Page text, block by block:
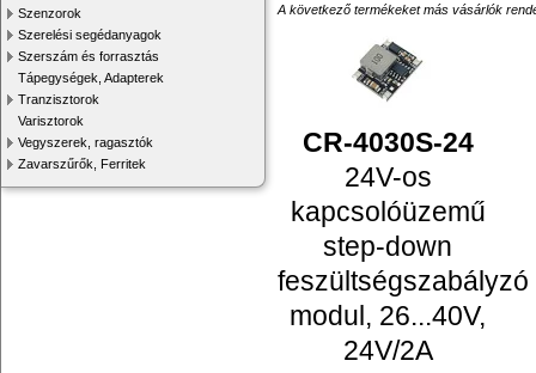
Szenzorok
Szerelési segédanyagok
Szerszám és forrasztás
Tápegységek, Adapterek
Tranzisztorok
Varisztorok
Vegyszerek, ragasztók
Zavarszűrők, Ferritek
A következő termékeket más vásárlók
CR-4030S-24
24V-os
kapcsolóüzemű
step-down
feszültségszabályzó
modul, 26...40V,
24V/2A